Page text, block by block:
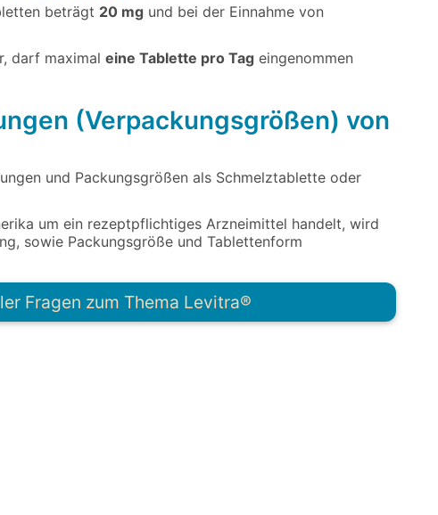
beträgt 20 mg und bei der Einnahme von
darf maximal eine Tablette pro Tag eingenommen
(Verpackungsgrößen) von
und Packungsgrößen als Schmelztablette oder
um ein rezeptpflichtiges Arzneimittel handelt, wird
sowie Packungsgröße und Tablettenform
Fragen zum Thema Levitra®